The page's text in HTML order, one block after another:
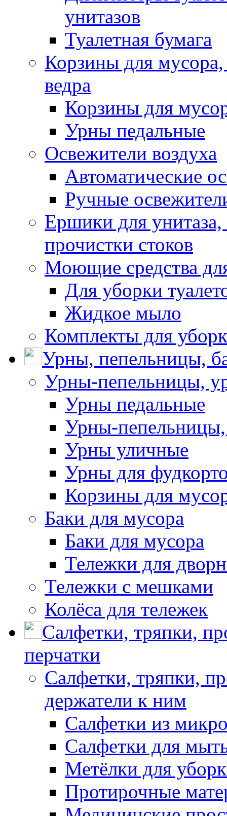
унитазов
Туалетная бумага
Корзины для
ведра
Корзины для
Урны педальные
Освежители воздуха
Автоматические
Ручные
Ершики для
прочистки стоков
Моющие средства
Для уборки
Жидкое мыло
Комплекты для
Урны, пепельницы,
Урны-пепельницы,
Урны педальные
Урны-
Урны уличные
Урны для
Корзины для
Баки для мусора
Баки для мусора
Тележки для
Тележки с мешками
Колёса для тележек
Салфетки, тряпки,
перчатки
Салфетки, тряпки,
держатели к ним
Салфетки из
Салфетки для
Метёлки для
Протирочные